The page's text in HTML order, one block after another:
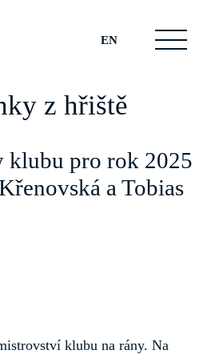
EN
z hřiště
pro rok 2025
a Tobias
klubu na rány. Na